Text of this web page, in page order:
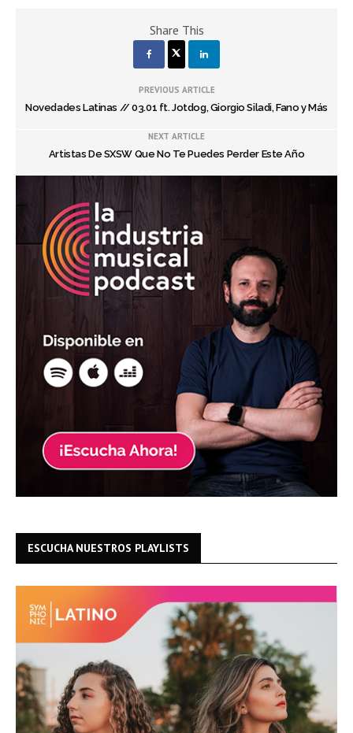
Share This
PREVIOUS ARTICLE
Novedades Latinas // 03.01 ft. Jotdog, Giorgio Siladi, Fano y Más
NEXT ARTICLE
Artistas De SXSW Que No Te Puedes Perder Este Año
ESCUCHA NUESTROS PLAYLISTS